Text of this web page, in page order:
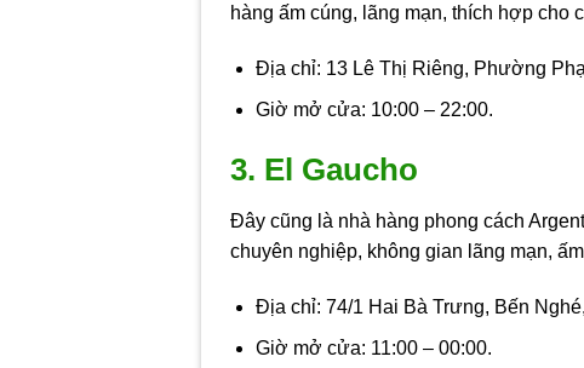
hàng ấm cúng, lãng mạn, thích hợp
Địa chỉ: 13 Lê Thị Riêng, Phường
Giờ mở cửa: 10:00 – 22:00.
3. El Gaucho
Đây cũng là nhà hàng phong cách
chuyên nghiệp, không gian lãng mạn,
Địa chỉ: 74/1 Hai Bà Trưng, Bến
Giờ mở cửa: 11:00 – 00:00.